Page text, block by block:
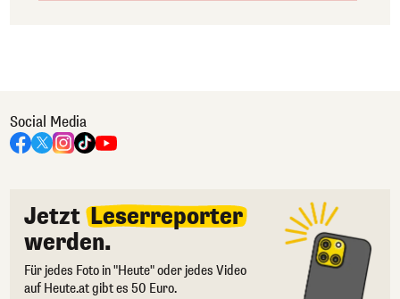
Social Media
Jetzt Leserreporter
werden.
Für jedes Foto in "Heute" oder jedes Video
auf Heute.at gibt es 50 Euro.